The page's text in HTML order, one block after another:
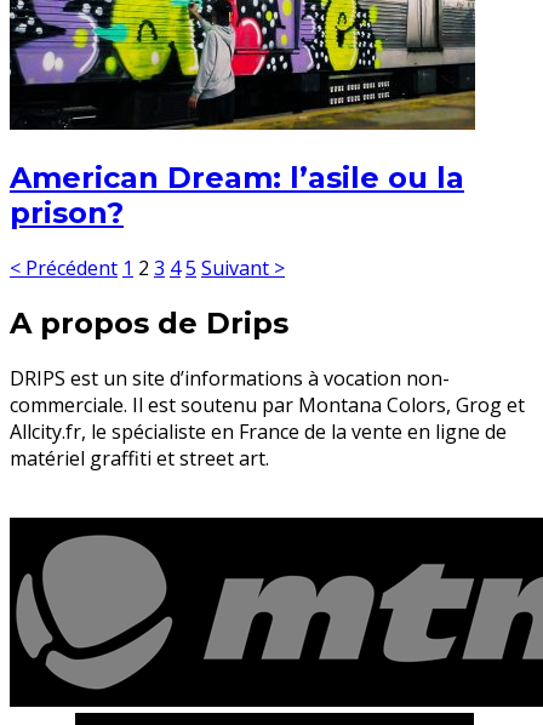
American Dream: l’asile ou la
prison?
< Précédent 1 2 3 45 Suivant >
A propos de Drips
DRIPS est un site d’informations à vocation non-
commerciale. Il est soutenu par Montana Colors, Grog et
Allcity.fr, le spécialiste en France de la vente en ligne de
matériel graffiti et street art.